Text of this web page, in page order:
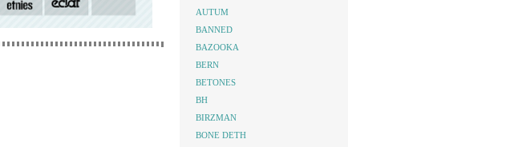
AUTUM
BANNED
BAZOOKA
BERN
BETONES
BH
BIRZMAN
BONE DETH